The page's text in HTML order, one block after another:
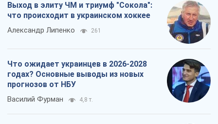
Выход в элиту ЧМ и триумф "Сокола":
что происходит в украинском хоккее
Александр Липенко 261
Что ожидает украинцев в 2026-2028
годах? Основные выводы из новых
прогнозов от НБУ
Василий Фурман 4,8 т.